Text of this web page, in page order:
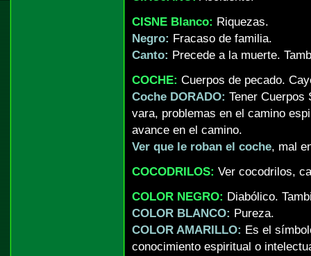
CISNE Blanco: Riquezas.
Negro: Fracaso de familia.
Canto: Precede a la muerte.
COCHE: Cuerpos de pecado.
Coche DORADO: Tener Cuerpos
vara, problemas en el camino
avance en el camino.
Ver que le roban el coche, mal
COCODRILOS: Ver cocodrilos,
COLOR NEGRO: Diabólico.
COLOR BLANCO: Pureza.
COLOR AMARILLO: Es el
conocimiento espiritual o